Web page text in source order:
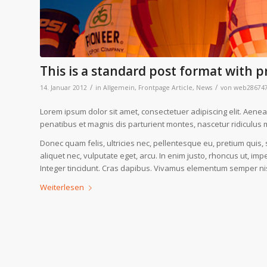
This is a standard post format with
14. Januar 2012 / in Allgemein, Frontpage Article, News / von
Lorem ipsum dolor sit amet, consectetuer adipiscing elit.
penatibus et magnis dis parturient montes, nascetur ridiculus
Donec quam felis, ultricies nec, pellentesque eu, pretium
aliquet nec, vulputate eget, arcu. In enim justo, rhoncus ut,
Integer tincidunt. Cras dapibus. Vivamus elementum semper
Weiterlesen